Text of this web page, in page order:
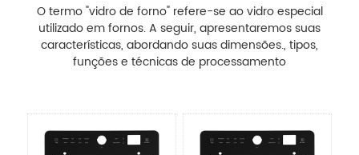
O termo "vidro de forno" refere-se ao vidro especial
utilizado em fornos. A seguir, apresentaremos suas
características, abordando suas dimensões., tipos,
funções e técnicas de processamento